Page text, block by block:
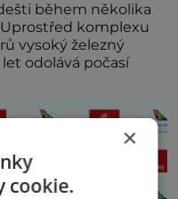
během několika
Uprostřed komplexu
vysoký železný
odolává počasí
×
cookie.